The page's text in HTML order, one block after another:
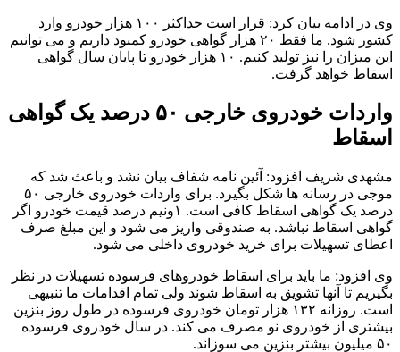
وی در ادامه بیان کرد: قرار است حداکثر ۱۰۰ هزار خودرو وارد
کشور شود. ما فقط ۲۰ هزار گواهی خودرو کمبود داریم و می توانیم
این میزان را نیز تولید کنیم. ۱۰ هزار خودرو تا پایان سال گواهی
اسقاط خواهد گرفت.
واردات خودروی خارجی ۵۰ درصد یک گواهی
اسقاط
مشهدی شریف افزود: آئین نامه شفاف بیان نشد و باعث شد که
موجی در رسانه ها شکل بگیرد. برای واردات خودروی خارجی ۵۰
درصد یک گواهی اسقاط کافی است. ۱ونیم درصد قیمت خودرو اگر
گواهی اسقاط نباشد. به صندوقی واریز می شود و این مبلغ صرف
اعطای تسهیلات برای خرید خودروی داخلی می شود.
وی افزود: ما باید برای اسقاط خودروهای فرسوده تسهیلات در نظر
بگیریم تا آنها تشویق به اسقاط شوند ولی تمام اقدامات ما تنبیهی
است. روزانه ۱۳۲ هزار تومان خودروی فرسوده در طول روز بنزین
بیشتری از خودروی نو مصرف می کند. در سال خودروی فرسوده
۵۰ میلیون بیشتر بنزین می سوزاند.